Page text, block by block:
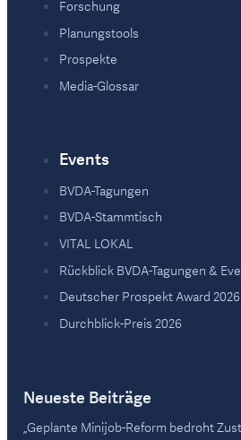
Forschung
Planungstools
Prospekte
Media-Glossar
Events
BVDA-Tagungen
BVDA-Stammtisch
VITAL LOKAL
Rückblick BVDA-Tagungen &
Deutscher Prospekt Award 2026
Durchblick-Preis 2026
Neueste Beiträge
„Geplante Minijob-Reform bedroht